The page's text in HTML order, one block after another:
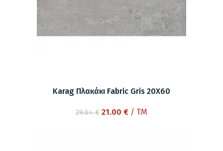
Karag Πλακάκι Fabric Gris 20X60
29.64€ Original
21.00 €Η/ TM